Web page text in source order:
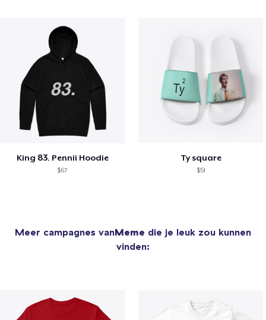
King 83. Pennii Hoodie
$67
Ty square
$51
Meer campagnes vanMeme die je leuk zou kunnen
vinden: